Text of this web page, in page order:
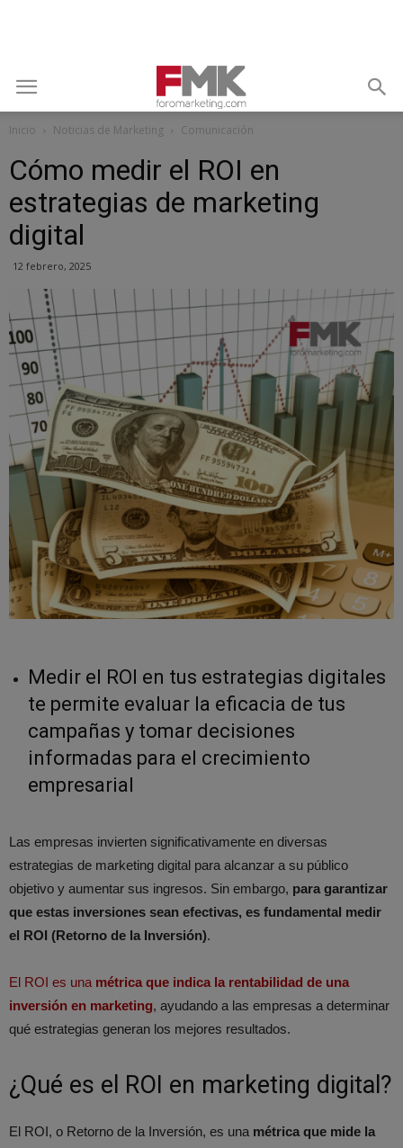
Inicio Noticias de Marketing Comunicación
Cómo medir el ROI en
estrategias de marketing
digital
12 febrero, 2025
Medir el ROI en tus estrategias digitales
te permite evaluar la eficacia de tus
campañas y tomar decisiones
informadas para el crecimiento
empresarial
Las empresas invierten significativamente en diversas
estrategias de marketing digital para alcanzar a su público
objetivo y aumentar sus ingresos. Sin embargo, para garantizar
que estas inversiones sean efectivas, es fundamental medir
el ROI (Retorno de la Inversión).
El ROI es una métrica que indica la rentabilidad de una
inversión en marketing, ayudando a las empresas a determinar
qué estrategias generan los mejores resultados.
¿Qué es el ROI en marketing digital?
El ROI, o Retorno de la Inversión, es una métrica que mide la